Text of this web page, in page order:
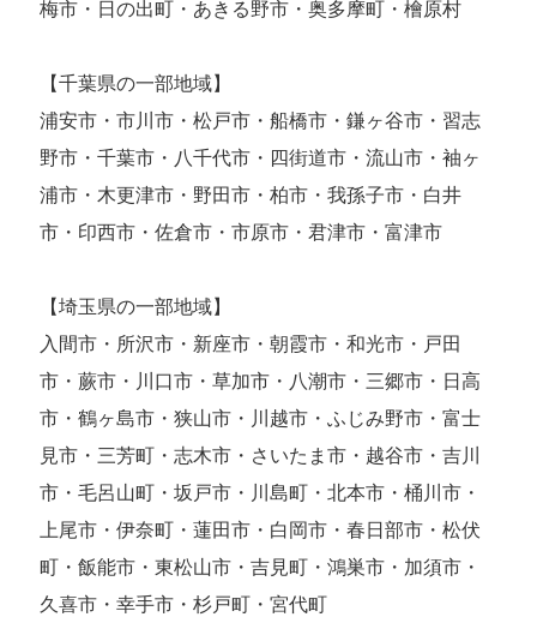
梅市・日の出町・あきる野市・奥多摩町・檜原村
【千葉県の一部地域】
浦安市・市川市・松戸市・船橋市・鎌ヶ谷市・習志
野市・千葉市・八千代市・四街道市・流山市・袖ヶ
浦市・木更津市・野田市・柏市・我孫子市・白井
市・印西市・佐倉市・市原市・君津市・富津市
【埼玉県の一部地域】
入間市・所沢市・新座市・朝霞市・和光市・戸田
市・蕨市・川口市・草加市・八潮市・三郷市・日高
市・鶴ヶ島市・狭山市・川越市・ふじみ野市・富士
見市・三芳町・志木市・さいたま市・越谷市・吉川
市・毛呂山町・坂戸市・川島町・北本市・桶川市・
上尾市・伊奈町・蓮田市・白岡市・春日部市・松伏
町・飯能市・東松山市・吉見町・鴻巣市・加須市・
久喜市・幸手市・杉戸町・宮代町